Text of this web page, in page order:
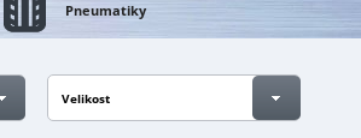
Pneumatiky
Velikost